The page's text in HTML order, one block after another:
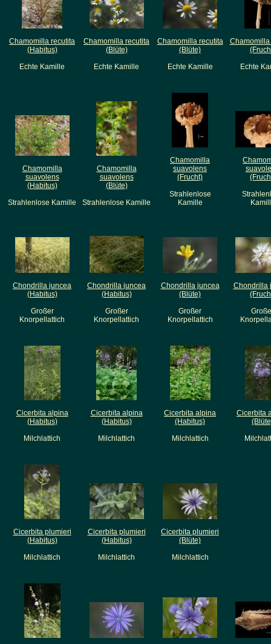
Chamomilla recutita
(Habitus)
Echte Kamille
Chamomilla recutita
(Blüte)
Echte Kamille
Chamomilla recutita
(Blüte)
Echte Kamille
Chamomilla
Echte
Chamomilla
suavolens
(Habitus)
Strahlenlose Kamille
Chamomilla
suavolens
(Blüte)
Strahlenlose Kamille
Chamomilla
suavolens
(Frucht)
Strahlenlose
Kamille
Chondrilla juncea
(Habitus)
Großer
Knorpellattich
Chondrilla juncea
(Habitus)
Großer
Knorpellattich
Chondrilla juncea
(Blüte)
Großer
Knorpellattich
Chondrilla
Cicerbita alpina
(Habitus)
Milchlattich
Cicerbita alpina
(Habitus)
Milchlattich
Cicerbita alpina
(Habitus)
Milchlattich
Cicerbita
Cicerbita plumieri
(Habitus)
Milchlattich
Cicerbita plumieri
(Habitus)
Milchlattich
Cicerbita plumieri
(Blüte)
Milchlattich